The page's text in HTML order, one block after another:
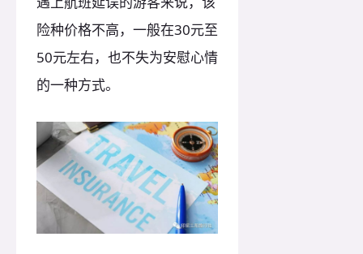
险种价格不高，一般在30元至
50元左右，也不失为安慰心情
的一种方式。